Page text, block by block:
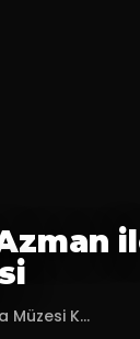
Müzesi K...